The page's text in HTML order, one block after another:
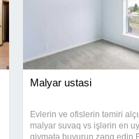
Malyar ustasi
Evlerin ve ofislerin təmiri
malyar suvaq vs işlərin en
qiymətə buyurun zəng edin